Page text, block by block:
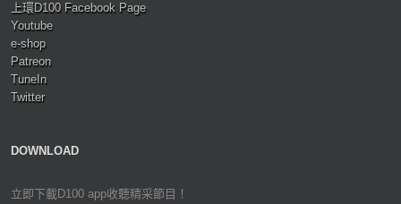
上環D100 Facebook Page
Youtube
e-shop
Patreon
TuneIn
Twitter
DOWNLOAD
立即下載D100 app收聽精采節目！